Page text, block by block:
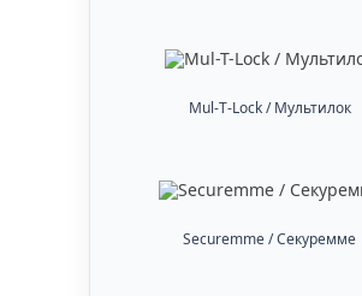
Mul-T-Lock / Мультилок
Securemme / Секуремме